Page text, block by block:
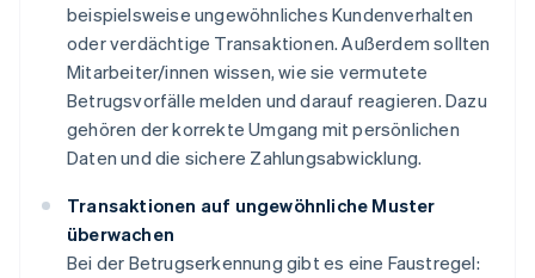
beispielsweise ungewöhnliches Kundenverhalten
oder verdächtige Transaktionen. Außerdem sollten
Mitarbeiter/innen wissen, wie sie vermutete
Betrugsvorfälle melden und darauf reagieren. Dazu
gehören der korrekte Umgang mit persönlichen
Daten und die sichere Zahlungsabwicklung.
Transaktionen auf ungewöhnliche Muster
überwachen
Bei der Betrugserkennung gibt es eine Faustregel: